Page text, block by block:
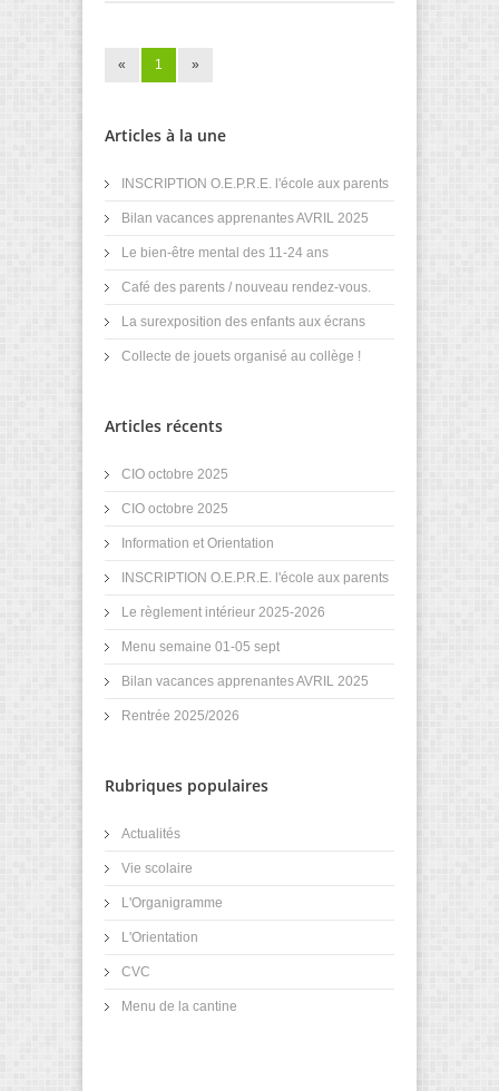
« 1 »
Articles à la une
INSCRIPTION O.E.P.R.E. l'école aux parents
Bilan vacances apprenantes AVRIL 2025
Le bien-être mental des 11-24 ans
Café des parents / nouveau rendez-vous.
La surexposition des enfants aux écrans
Collecte de jouets organisé au collège !
Articles récents
CIO octobre 2025
CIO octobre 2025
Information et Orientation
INSCRIPTION O.E.P.R.E. l'école aux parents
Le règlement intérieur 2025-2026
Menu semaine 01-05 sept
Bilan vacances apprenantes AVRIL 2025
Rentrée 2025/2026
Rubriques populaires
Actualités
Vie scolaire
L'Organigramme
L'Orientation
CVC
Menu de la cantine